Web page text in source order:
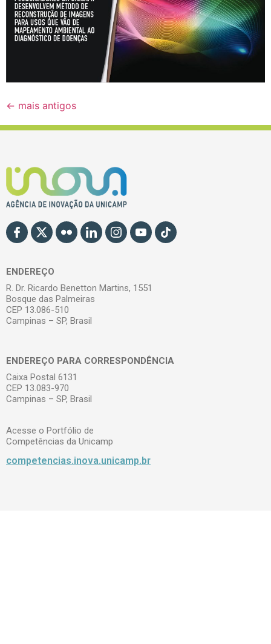
← mais antigos
ENDEREÇO
R. Dr. Ricardo Benetton Martins, 1551
Bosque das Palmeiras
CEP 13.086-510
Campinas – SP, Brasil
ENDEREÇO PARA CORRESPONDÊNCIA
Caixa Postal 6131
CEP 13.083-970
Campinas – SP, Brasil
Acesse o Portfólio de
Competências da Unicamp
competencias.inova.unicamp.br